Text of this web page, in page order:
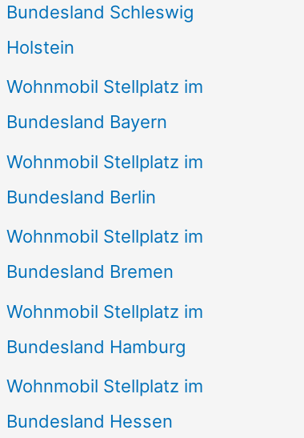
:Bundesland Schleswig
Holstein
Wohnmobil Stellplatz im
Bundesland Bayern
Wohnmobil Stellplatz im
Bundesland Berlin
Wohnmobil Stellplatz im
Bundesland Bremen
Wohnmobil Stellplatz im
Bundesland Hamburg
Wohnmobil Stellplatz im
Bundesland Hessen